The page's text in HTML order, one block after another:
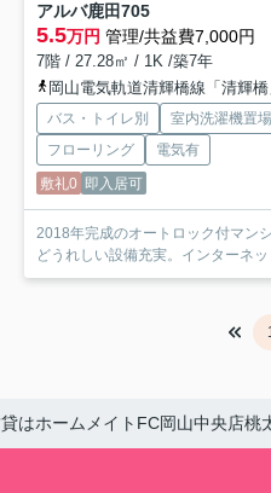
アルバ鹿田705
5.5万円 管理/共益費7,000円
7階 / 27.28㎡ / 1K /築7年
岡山電気軌道清輝橋線「清輝
バス・トイレ別 室内洗濯機置場
フローリング
電気有
敷礼0 即入居可
2018年完成のオートロック付マン
どうれしい設備充実。インターネ
はホームメイトFC岡山中央店桃